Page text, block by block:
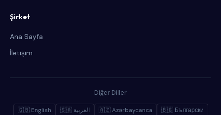
Şirket
Ana Sayfa
İletişim
Diğer Diller
🇬🇧 English 🇸🇦 العربية 🇦🇿 Azərbaycanca
🇧🇬 Български